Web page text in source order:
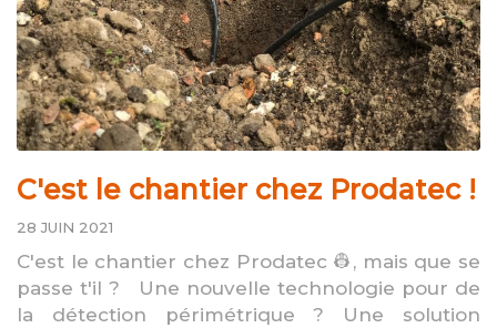
C'est le chantier chez Prodatec !
28 JUIN 2021
C'est le chantier chez Prodatec 👷, mais que se
passe t'il ? Une nouvelle technologie pour de
la détection périmétrique ? Une solution